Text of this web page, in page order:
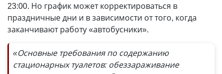
23:00. Но график может корректироваться в
праздничные дни и в зависимости от того, когда
заканчивают работу «автобусники».
«Основные требования по содержанию
стационарных туалетов: обеззараживание